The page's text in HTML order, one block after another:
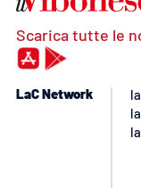
Scarica tutte le
LaC Network